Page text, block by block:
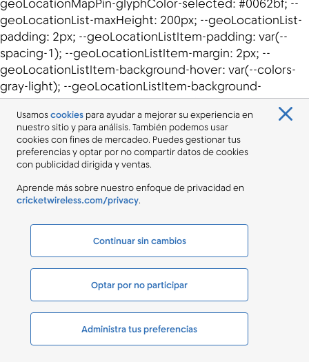
Usamoscookies para ayudar a mejorar su experiencia en
nuestro sitio y para análisis. También podemos usar
cookies con fines de mercadeo. Puedes gestionar tus
preferencias y optar por no compartir datos de cookies
con publicidad dirigida y ventas.
Aprende más sobre nuestro enfoque de privacidad en
cricketwireless.com/privacy.
Continuar sin cambios
Optar por no participar
Administra tus preferencias